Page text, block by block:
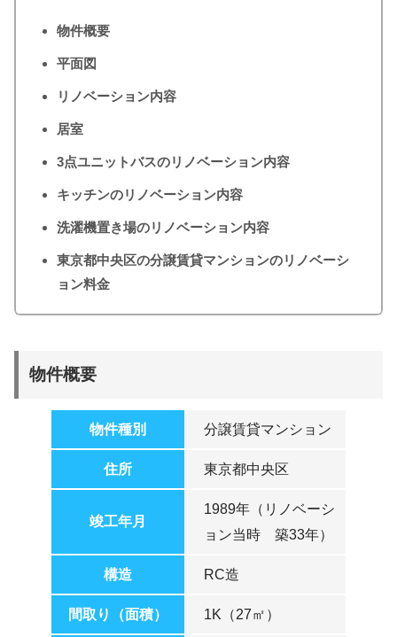
物件概要
平面図
リノベーション内容
居室
3点ユニットバスのリノベーション内容
キッチンのリノベーション内容
洗濯機置き場のリノベーション内容
東京都中央区の分譲賃貸マンションのリノベーシ
ョン料金
物件概要
物件種別 分譲賃貸マンション
住所 東京都中央区
竣工年月
1989年（リノベーシ
ョン当時 築33年）
構造 RC造
間取り（面積） 1K（27㎡）